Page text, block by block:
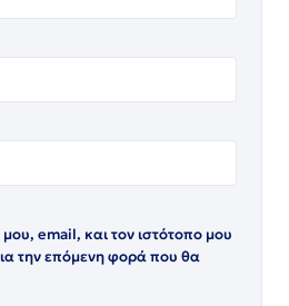
email, και τον ιστότοπο μου
την επόμενη φορά που θα